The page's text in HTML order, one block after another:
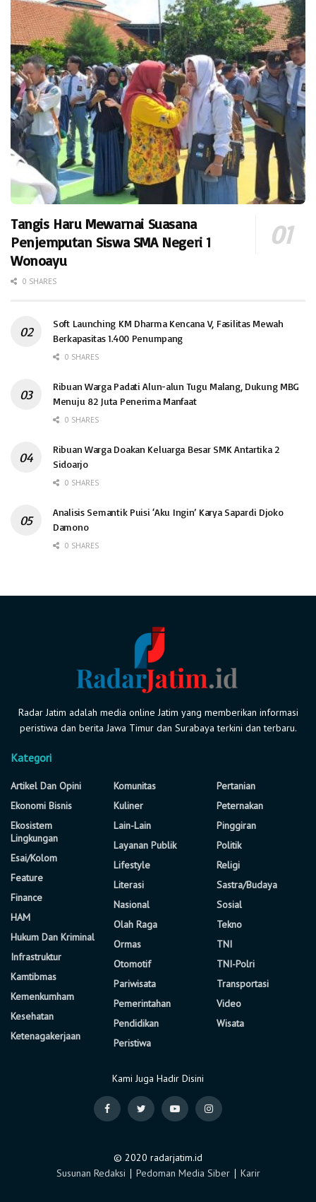
Tangis Haru Mewarnai Suasana
Penjemputan Siswa SMA Negeri 1
Wonoayu
0 SHARES
Soft Launching KM Dharma Kencana V, Fasilitas Mewah
Berkapasitas 1.400 Penumpang
0 SHARES
Ribuan Warga Padati Alun-alun Tugu Malang, Dukung MBG
Menuju 82 Juta Penerima Manfaat
0 SHARES
Ribuan Warga Doakan Keluarga Besar SMK Antartika 2
Sidoarjo
0 SHARES
Analisis Semantik Puisi ‘Aku Ingin’ Karya Sapardi Djoko
Damono
0 SHARES
Radar Jatim adalah media online Jatim yang memberikan informasi
peristiwa dan berita Jawa Timur dan Surabaya terkini dan terbaru.
Kategori
Artikel Dan Opini
Ekonomi Bisnis
Ekosistem
Lingkungan
Esai/Kolom
Feature
Finance
HAM
Hukum Dan Kriminal
Infrastruktur
Kamtibmas
Kemenkumham
Kesehatan
Ketenagakerjaan
Komunitas
Kuliner
Lain-Lain
Layanan Publik
Lifestyle
Literasi
Nasional
Olah Raga
Ormas
Otomotif
Pariwisata
Pemerintahan
Pendidikan
Peristiwa
Pertanian
Peternakan
Pinggiran
Politik
Religi
Sastra/Budaya
Sosial
Tekno
TNI
TNI-Polri
Transportasi
Video
Wisata
Kami Juga Hadir Disini
© 2020 radarjatim.id
Susunan Redaksi ∣ Pedoman Media Siber∣ Karir